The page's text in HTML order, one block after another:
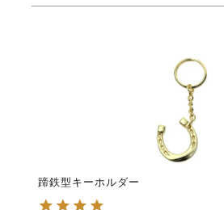
蹄鉄型キーホルダー